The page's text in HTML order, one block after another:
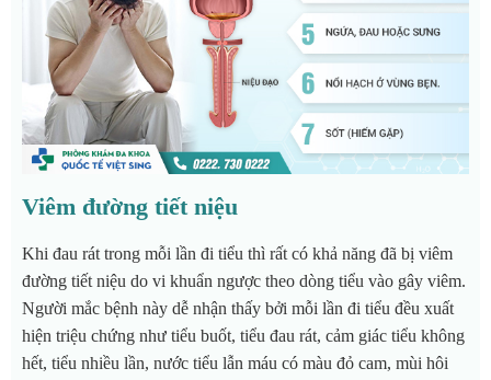
Viêm đường tiết niệu
Khi đau rát trong mỗi lần đi tiểu thì rất có khả năng đã bị viêm
đường tiết niệu do vi khuẩn ngược theo dòng tiểu vào gây viêm.
Người mắc bệnh này dễ nhận thấy bởi mỗi lần đi tiểu đều xuất
hiện triệu chứng như tiểu buốt, tiểu đau rát, cảm giác tiểu không
hết, tiểu nhiều lần, nước tiểu lẫn máu có màu đỏ cam, mùi hôi